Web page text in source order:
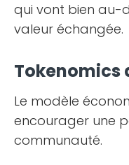
qui vont bien au-
valeur échangée.
Tokenomics
Le modèle
encourager une
communauté.